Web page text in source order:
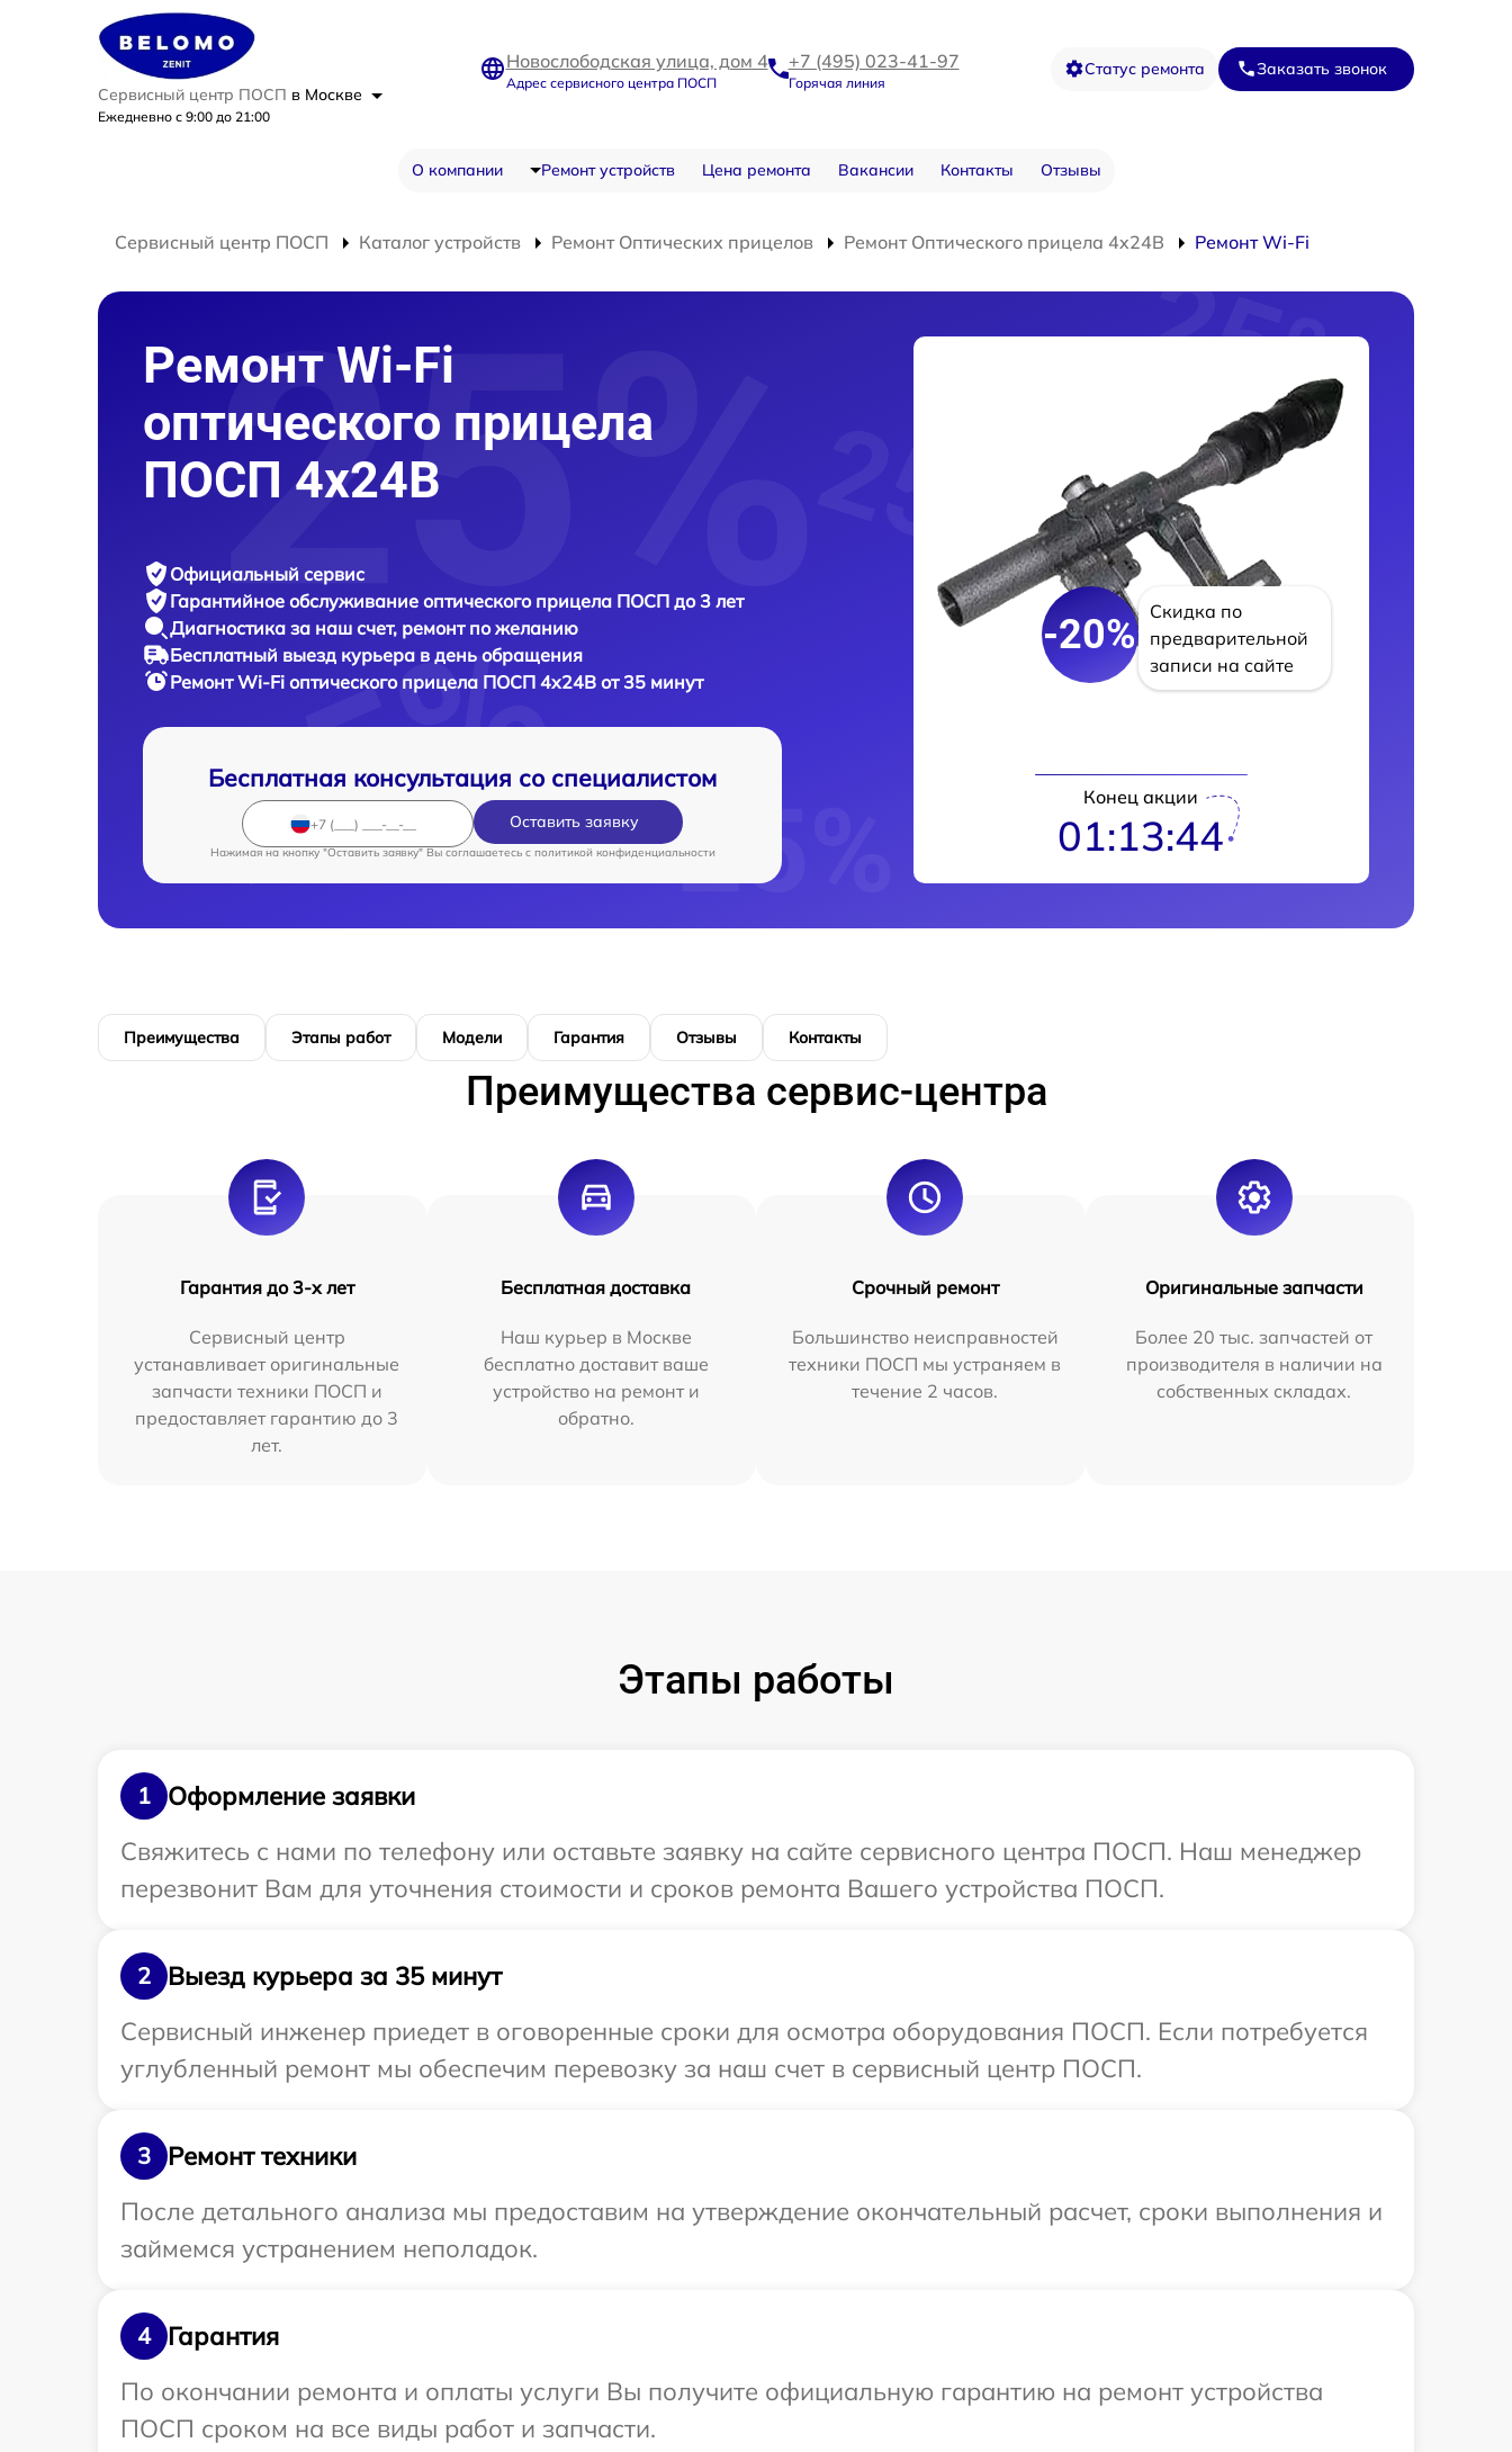
Сервисный центр ПОСП в Москве
Ежедневно с 9:00 до 21:00
Новослободская улица, дом 4
Адрес сервисного центра ПОСП
+7 (495) 023-41-97
Горячая линия
Статус ремонта Заказать звонок
О компании Ремонт устройств Цена ремонта Вакансии Контакты Отзывы
Сервисный центр ПОСП Каталог устройств Ремонт Оптических прицелов Ремонт Оптического прицела 4x24B Ремонт Wi-Fi
Ремонт Wi-Fi
оптического прицела
ПОСП 4x24B
Официальный сервис
Гарантийное обслуживание оптического прицела ПОСП до 3 лет
Диагностика за наш счет, ремонт по желанию
Бесплатный выезд курьера в день обращения
Ремонт Wi-Fi оптического прицела ПОСП 4x24B от 35 минут
Бесплатная консультация со специалистом
Оставить заявку
Нажимая на кнопку "Оставить заявку" Вы соглашаетесь c политикой конфиденциальности
-20%
Скидка по
предварительной
записи на сайте
Конец акции
01:13:43
Преимущества Этапы работ Модели Гарантия Отзывы Контакты
Преимущества сервис-центра
Гарантия до 3-х лет
Сервисный центр
устанавливает оригинальные
запчасти техники ПОСП и
предоставляет гарантию до 3
лет.
Бесплатная доставка
Наш курьер в Москве
бесплатно доставит ваше
устройство на ремонт и
обратно.
Срочный ремонт
Большинство неисправностей
техники ПОСП мы устраняем в
течение 2 часов.
Оригинальные запчасти
Более 20 тыс. запчастей от
производителя в наличии на
собственных складах.
Этапы работы
1
Оформление заявки
Свяжитесь с нами по телефону или оставьте заявку на сайте сервисного центра ПОСП. Наш менеджер
перезвонит Вам для уточнения стоимости и сроков ремонта Вашего устройства ПОСП.
2
Выезд курьера за 35 минут
Сервисный инженер приедет в оговоренные сроки для осмотра оборудования ПОСП. Если потребуется
углубленный ремонт мы обеспечим перевозку за наш счет в сервисный центр ПОСП.
3
Ремонт техники
После детального анализа мы предоставим на утверждение окончательный расчет, сроки выполнения и
займемся устранением неполадок.
4
Гарантия
По окончании ремонта и оплаты услуги Вы получите официальную гарантию на ремонт устройства
ПОСП сроком на все виды работ и запчасти.